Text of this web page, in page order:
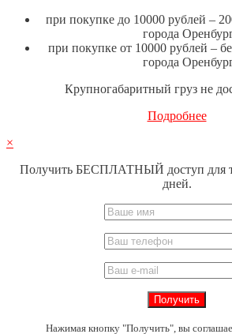
при покупке до 10000 рублей –
города
при покупке от 10000 рублей –
города
Крупногабаритный груз не
Подробнее
×
Получить БЕСПЛАТНЫЙ доступ для
дней.
Нажимая кнопку "Получить", вы